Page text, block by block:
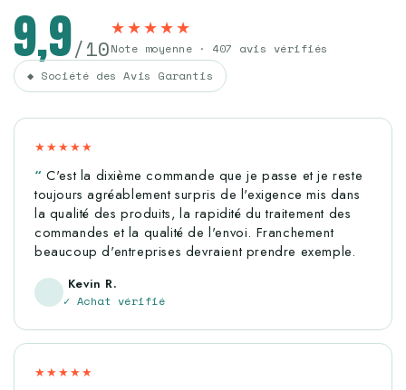
9,9/10
★★★★★
Note moyenne · 407 avis vérifiés
◆ Société des Avis Garantis
★★★★★
C'est la dixième commande que je passe et je reste
toujours agréablement surpris de l'exigence mis dans
la qualité des produits, la rapidité du traitement des
commandes et la qualité de l'envoi. Franchement
beaucoup d'entreprises devraient prendre exemple.
Kevin R.
✓ Achat vérifié
★★★★★